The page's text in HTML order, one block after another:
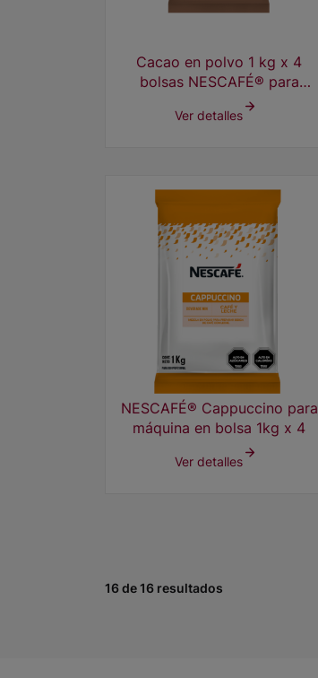
Cacao en polvo 1 kg x 4
bolsas NESCAFÉ® para
Máquina dispensadora
Ver detalles
NESCAFÉ® Cappuccino para
máquina en bolsa 1kg x 4
Ver detalles
16 de 16 resultados